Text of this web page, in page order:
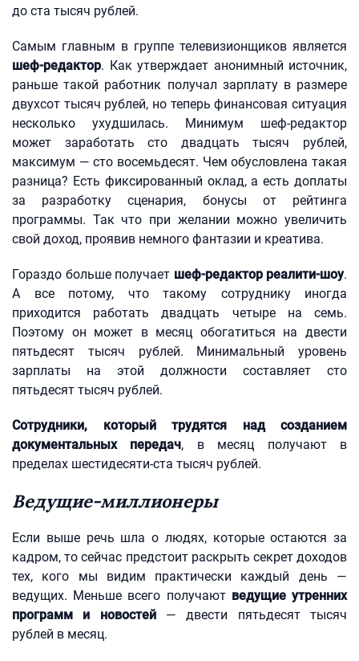
до ста тысяч рублей.
Самым главным в группе телевизионщиков является
шеф-редактор. Как утверждает анонимный источник,
раньше такой работник получал зарплату в размере
двухсот тысяч рублей, но теперь финансовая ситуация
несколько ухудшилась. Минимум шеф-редактор
может заработать сто двадцать тысяч рублей,
максимум — сто восемьдесят. Чем обусловлена такая
разница? Есть фиксированный оклад, а есть доплаты
за разработку сценария, бонусы от рейтинга
программы. Так что при желании можно увеличить
свой доход, проявив немного фантазии и креатива.
Гораздо больше получает шеф-редактор реалити-шоу.
А все потому, что такому сотруднику иногда
приходится работать двадцать четыре на семь.
Поэтому он может в месяц обогатиться на двести
пятьдесят тысяч рублей. Минимальный уровень
зарплаты на этой должности составляет сто
пятьдесят тысяч рублей.
Сотрудники, который трудятся над созданием
документальных передач, в месяц получают в
пределах шестидесяти-ста тысяч рублей.
Ведущие-миллионеры
Если выше речь шла о людях, которые остаются за
кадром, то сейчас предстоит раскрыть секрет доходов
тех, кого мы видим практически каждый день —
ведущих. Меньше всего получают ведущие утренних
программ и новостей— двести пятьдесят тысяч
рублей в месяц.